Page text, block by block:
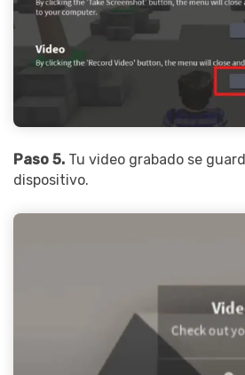
Paso 5. Tu video grabado se
dispositivo.